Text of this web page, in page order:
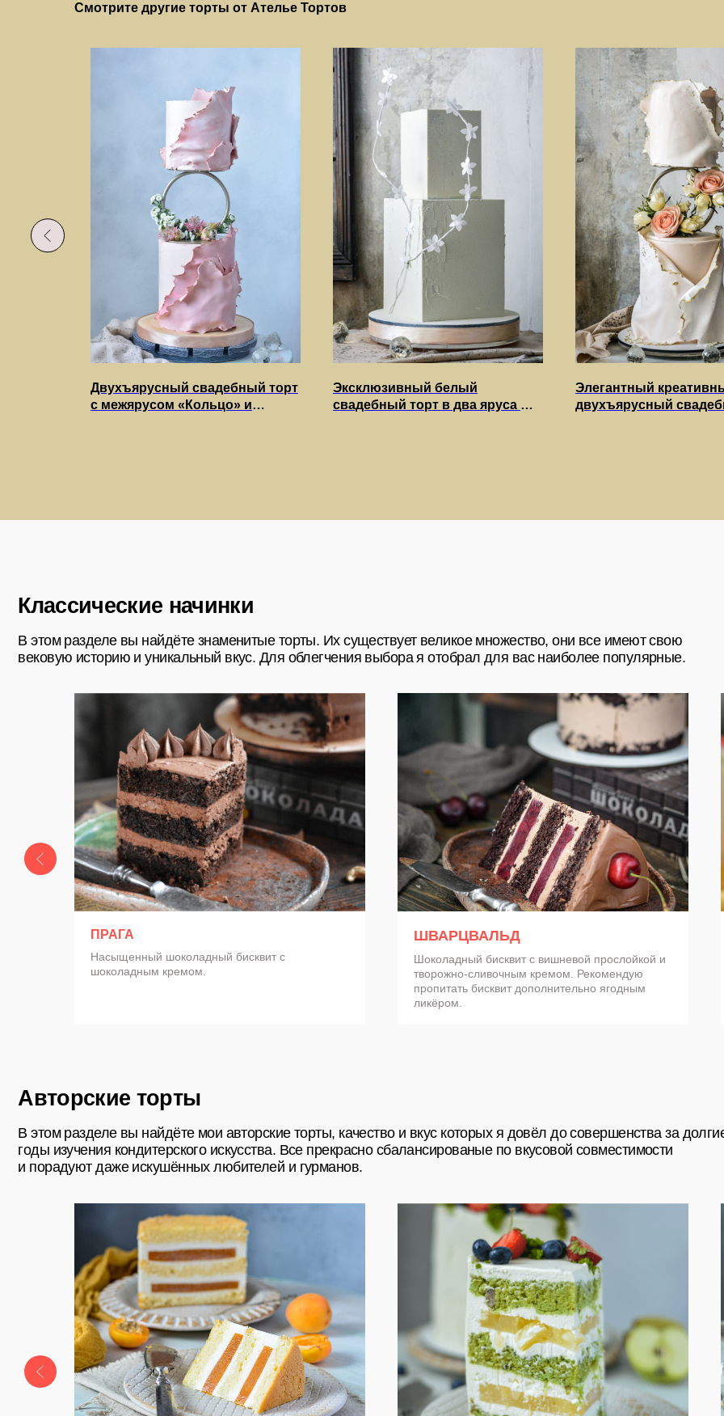
Смотрите другие торты от Ателье Тортов
Двухъярусный свадебный торт
с межярусом «Кольцо» и
Эксклюзивный белый
свадебный торт в два яруса —
Элегантный
двухъярусный
Классические начинки
В этом разделе вы найдёте знаменитые торты. Их существует великое множество, они все имеют свою
ПРАГА
Насыщенный шоколадный бисквит с
шоколадным кремом.
ШВАРЦВАЛЬД
Шоколадный бисквит с вишневой прослойкой и
творожно-сливочным кремом. Рекомендую
пропитать бисквит дополнительно ягодным
ликёром.
Авторские торты
В этом разделе вы найдёте мои авторские торты, качество и вкус которых я довёл до совершенства за долгие
годы изучения кондитерского искусства. Все прекрасно сбалансированые по вкусовой совместимости
и порадуют даже искушённых любителей и гурманов.
Политика конфиденциальности